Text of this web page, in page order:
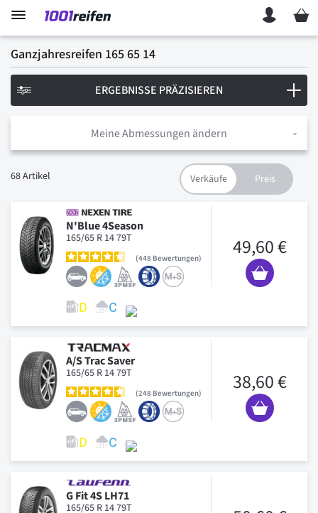
Mein
Ganzjahresreifen 165 65 14
Meine Abmessungen ändern
68Artikel
N'Blue 4Season
165/65 R 14 79T
448 Bewertungen 49,60 €
A/S Trac Saver
165/65 R 14 79T
248 Bewertungen 38,60 €
G Fit 4S LH71
165/65 R 14 79T
ERGEBNISSE PRÄZISIEREN